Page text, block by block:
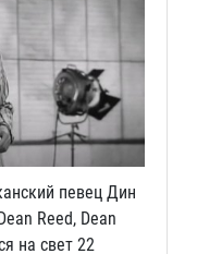
певец Дин
Reed, Dean
на свет 22